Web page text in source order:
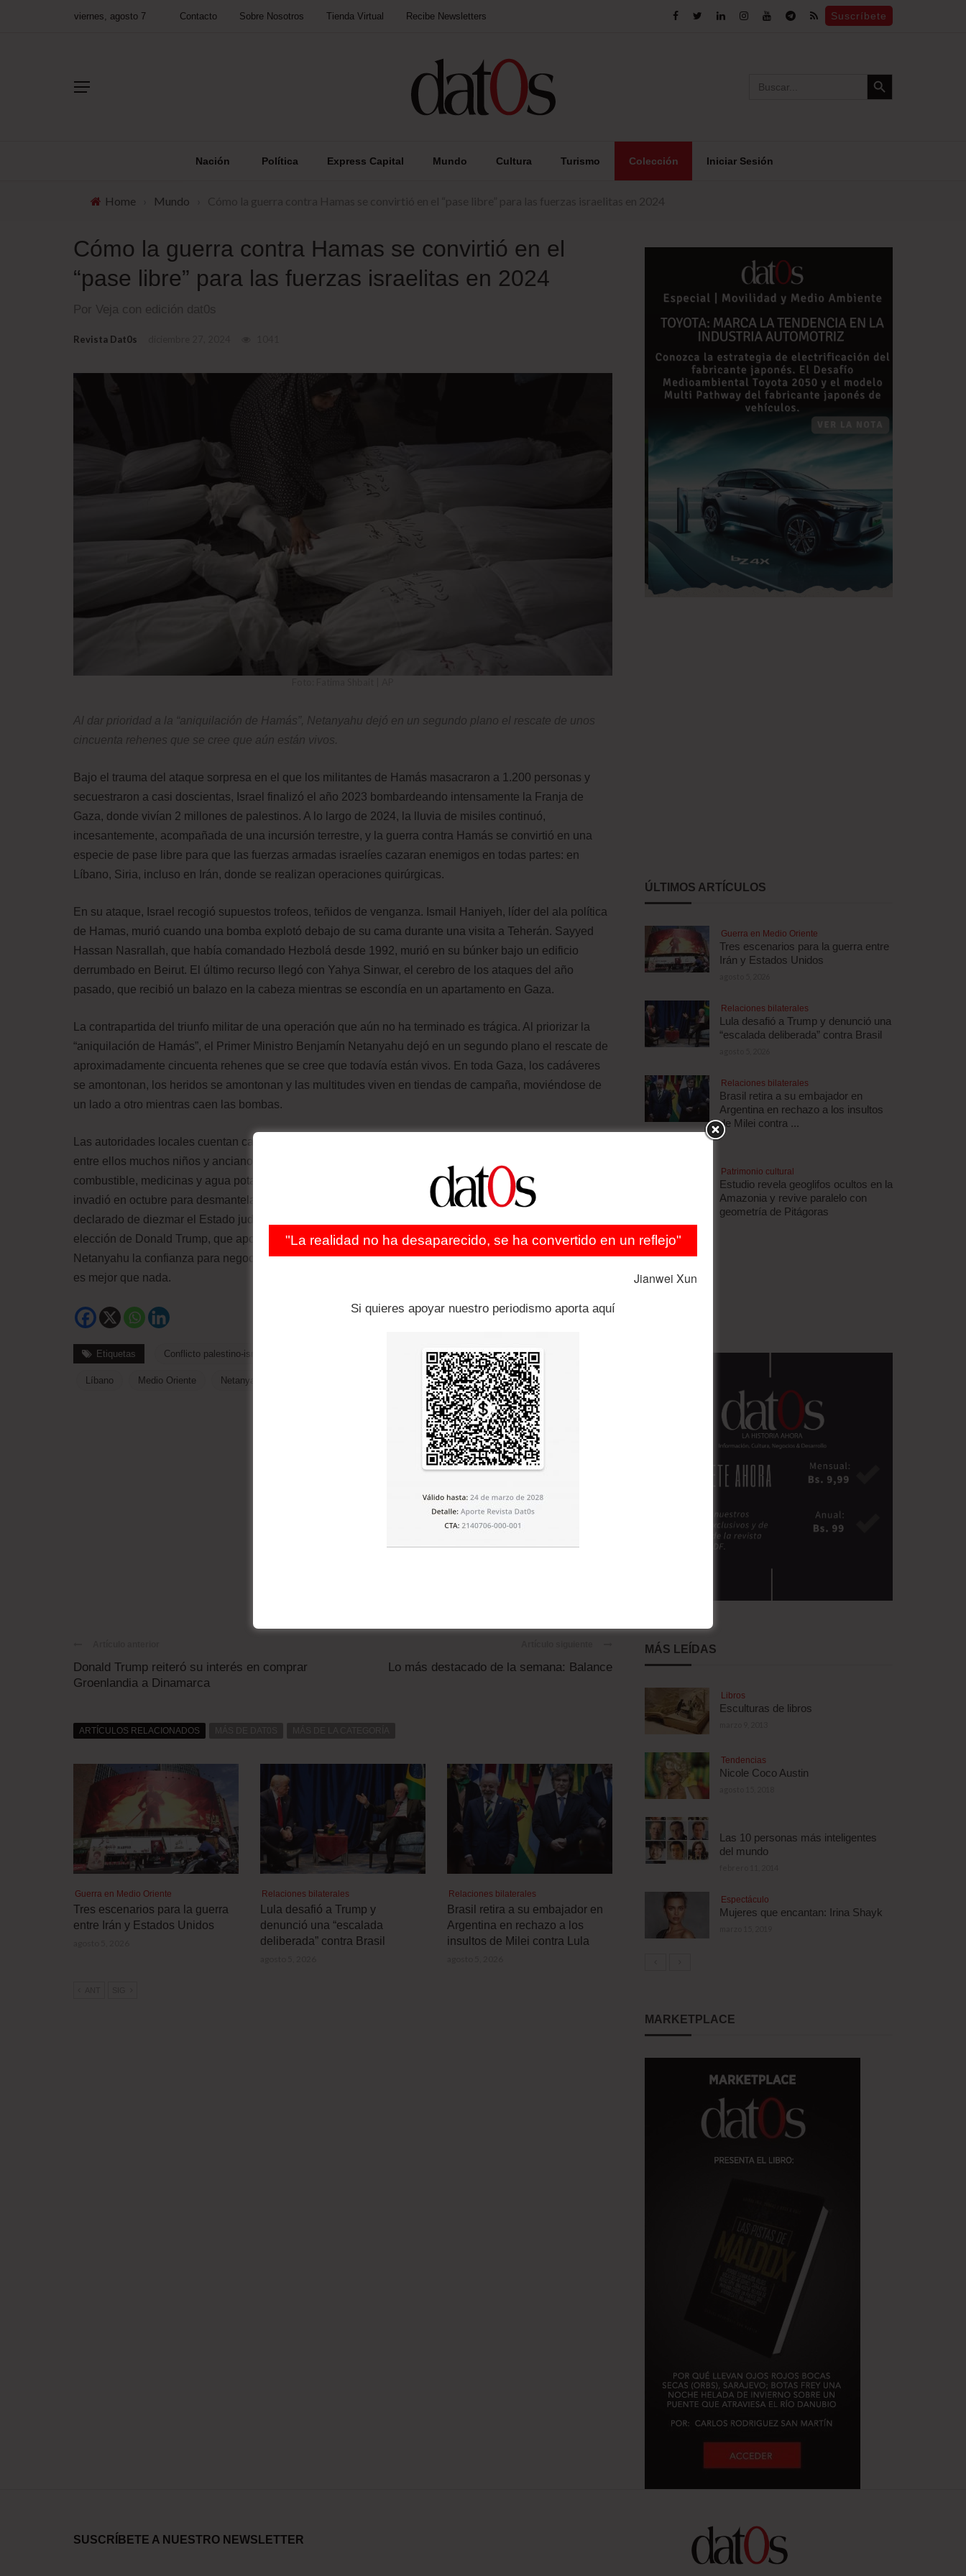
viernes, agosto 7 Contacto Sobre Nosotros Tienda Virtual Recibe Newsletters Suscríbete
for:
Search Button
Nación Política Express Capital Mundo Cultura Turismo Colección Iniciar Sesión
Home Mundo
Cómo la guerra contra Hamas se convirtió en el
“pase libre” para las fuerzas israelitas en 2024
Por Veja con edición dat0s
Revista Dat0s
Al dar prioridad a la “aniquilación de Hamás”, Netanyahu dejó en un segundo plano el rescate de unos
cincuenta rehenes que se cree que aún están vivos.
Bajo el trauma del ataque sorpresa en el que los militantes de Hamás masacraron a 1.200 personas y
secuestraron a casi doscientas, Israel finalizó el año 2023 bombardeando intensamente la Franja de
Gaza, donde vivían 2 millones de palestinos. A lo largo de 2024, la lluvia de misiles continuó,
incesantemente, acompañada de una incursión terrestre, y la guerra contra Hamás se convirtió en una
especie de pase libre para que las fuerzas armadas israelíes cazaran enemigos en todas partes: en
Líbano, Siria, incluso en Irán, donde se realizan operaciones quirúrgicas.
En su ataque, Israel recogió supuestos trofeos, teñidos de venganza. Ismail Haniyeh, líder del ala política
de Hamas, murió cuando una bomba explotó debajo de su cama durante una visita a Teherán. Sayyed
Hassan Nasrallah, que había comandado Hezbolá desde 1992, murió en su búnker bajo un edificio
derrumbado en Beirut. El último recurso llegó con Yahya Sinwar, el cerebro de los ataques del año
pasado, que recibió un balazo en la cabeza mientras se escondía en un apartamento en Gaza.
La contrapartida del triunfo militar de una operación que aún no ha terminado es trágica. Al priorizar la
“aniquilación de Hamás”, el Primer Ministro Benjamín Netanyahu dejó en un segundo plano el rescate de
aproximadamente cincuenta rehenes que se cree que todavía están vivos. En toda Gaza, los cadáveres
se amontonan, los heridos se amontonan y las multitudes viven en tiendas de campaña, moviéndose de
un lado a otro mientras caen las bombas.
Las autoridades locales cuentan casi 50.000 muertos (de los cuales 15.000 son terroristas según Israel),
entre ellos muchos niños y ancianos. A pesar de la presión de todo el mundo, el suministro de alimentos,
combustible, medicinas y agua potable es precario. La expansión del conflicto al Líbano, que Israel
invadió en octubre para desmantelar a Hezbollah, una milicia financiada por Irán con el propósito
declarado de diezmar el Estado judío, repite el guion de muertes y desplazamientos de poblaciones. La
elección de Donald Trump, que apoya al gobierno de coalición israelí de línea dura, podría darle a
Netanyahu la confianza para negociar un alto el fuego en sus términos. En este punto, cualquier acuerdo
es mejor que nada.
Etiquetas Conflicto palestino-israelí franja de Gaza Genocidio Irán
Líbano Medio Oriente Netanyahu
Donald Trump reiteró su interés en comprar
Groenlandia a Dinamarca
Lo más destacado de la semana: Balance
ARTÍCULOS RELACIONADOS
Guerra en Medio Oriente
Tres escenarios para la guerra
entre Irán y Estados Unidos
Relaciones bilaterales
Lula desafió a Trump y
denunció una “escalada
deliberada” contra Brasil
Relaciones bilaterales
Brasil retira a su embajador en
Argentina en rechazo a los
insultos de Milei contra Lula
ÚLTIMOS ARTÍCULOS
Guerra en Medio Oriente
Tres escenarios para la guerra entre
Irán y Estados Unidos
Relaciones bilaterales
Lula desafió a Trump y denunció una
“escalada deliberada” contra Brasil
Relaciones bilaterales
Brasil retira a su embajador en
Argentina en rechazo a los insultos
de Milei contra ...
Patrimonio cultural
Estudio revela geoglifos ocultos en la
Amazonia y revive paralelo con
geometría de Pitágoras
agosto 5, 2026
MÁS LEÍDAS
Libros
Esculturas de libros
Tendencias
Nicole Coco Austin
Las 10 personas más inteligentes
del mundo
Espectáculo
Mujeres que encantan: Irina Shayk
MARKETPLACE
SUSCRÍBETE A NUESTRO NEWSLETTER
"La realidad no ha desaparecido, se ha convertido en un reflejo"
Jianwei Xun
Si quieres apoyar nuestro periodismo aporta aquí